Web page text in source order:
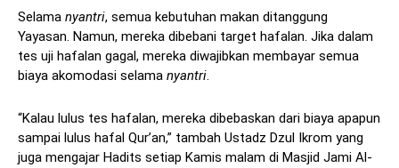
Selama nyantri, semua kebutuhan makan ditanggung
Yayasan. Namun, mereka dibebani target hafalan. Jika dalam
tes uji hafalan gagal, mereka diwajibkan membayar semua
biaya akomodasi selama nyantri.
“Kalau lulus tes hafalan, mereka dibebaskan dari biaya apapun
sampai lulus hafal Qur’an,” tambah Ustadz Dzul Ikrom yang
juga mengajar Hadits setiap Kamis malam di Masjid Jami Al-